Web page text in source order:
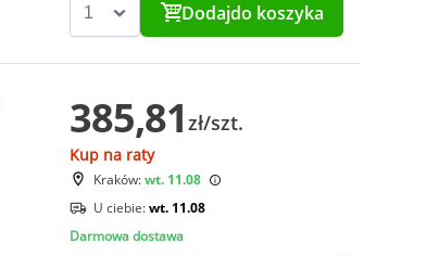
Dodajdo koszyka
385,81 zł/szt.
Kup na raty
Kraków:wt. 11.08
U ciebie:wt. 11.08
Darmowa dostawa